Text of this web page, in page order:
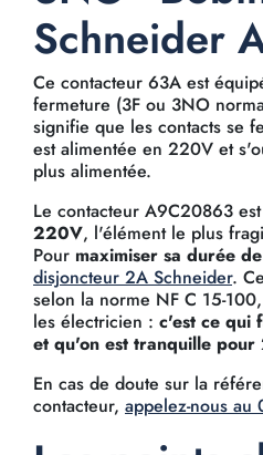
Schneider
Ce contacteur 63A est
fermeture (3F ou 3NO
signifie que les contacts se
est alimentée en 220V et
plus alimentée.
Le contacteur A9C20863
220V, l'élément le plus
Pour maximiser sa durée
disjoncteur 2A Schneider.
selon la norme NF C 15-
les électricien : c'est ce qui
et qu'on est tranquille pour
En cas de doute sur la
contacteur, appelez-nous